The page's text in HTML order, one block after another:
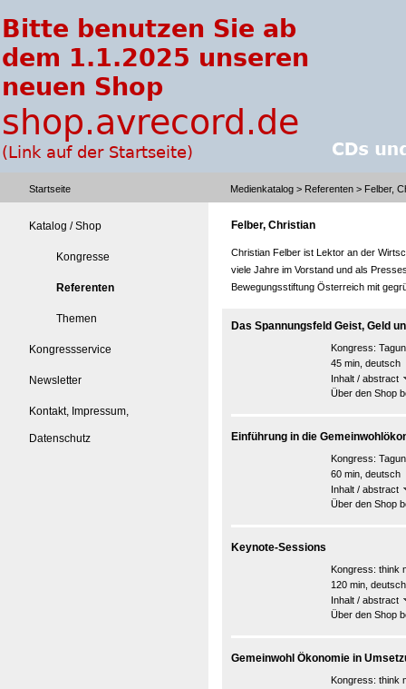
Startseite Medienkatalog > Referenten > Felber,
Katalog / Shop
Kongresse
Referenten
Themen
Kongressservice
Newsletter
Kontakt, Impressum,
Datenschutz
Felber, Christian
Christian Felber ist Lektor an der
viele Jahre im Vorstand und als
Bewegungsstiftung Österreich mit
Das Spannungsfeld Geist, Geld
Kongress:
45 min, deutsch
Inhalt / abstract
Über den Shop
Einführung in die
Kongress:
60 min, deutsch
Inhalt / abstract
Über den Shop
Keynote-Sessions
Kongress: think
120 min,
Inhalt / abstract
Über den Shop
Gemeinwohl Ökonomie in
Kongress: think